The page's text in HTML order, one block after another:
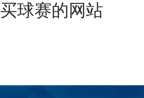
买球赛的网站